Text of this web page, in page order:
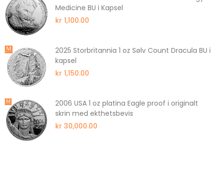
Medicine BU i Kapsel
kr 1,100.00
2025 Storbritannia 1 oz Sølv Count Dracula BU i
kapsel
kr 1,150.00
2006 USA 1 oz platina Eagle proof i originalt
skrin med ekthetsbevis
kr 30,000.00